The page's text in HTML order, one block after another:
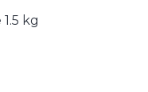
kg